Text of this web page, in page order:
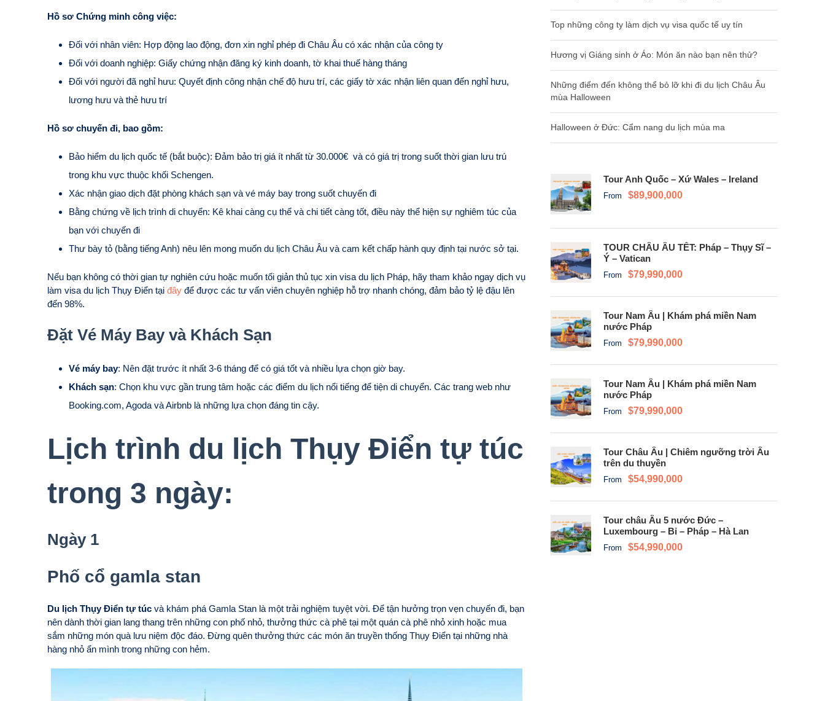
Hồ sơ Chứng minh công việc:
Đối với nhân viên: Hợp động lao động, đơn xin nghỉ phép đi Châu Âu có xác nhận của công ty
Đối với doanh nghiệp: Giấy chứng nhận đăng ký kinh doanh, tờ khai thuế hàng tháng
Đối với người đã nghỉ hưu: Quyết định công nhận chế độ hưu trí, các giấy tờ xác nhận liên quan đến nghỉ hưu,
lương hưu và thẻ hưu trí
Hồ sơ chuyến đi, bao gồm:
Bảo hiểm du lịch quốc tế (bắt buộc): Đảm bảo trị giá ít nhất từ 30.000€ và có giá trị trong suốt thời gian lưu trú
trong khu vực thuộc khối Schengen.
Xác nhận giao dịch đặt phòng khách sạn và vé máy bay trong suốt chuyến đi
Bằng chứng về lịch trình di chuyển: Kê khai càng cụ thể và chi tiết càng tốt, điều này thể hiện sự nghiêm túc của
bạn với chuyến đi
Thư bày tỏ (bằng tiếng Anh) nêu lên mong muốn du lịch Châu Âu và cam kết chấp hành quy định tại nước sở tại.
Nếu bạn không có thời gian tự nghiên cứu hoặc muốn tối giản thủ tục xin visa du lịch Pháp, hãy tham khảo ngay dịch vụ
làm visa du lịch Thụy Điển tại đây để được các tư vấn viên chuyên nghiệp hỗ trợ nhanh chóng, đảm bảo tỷ lệ đậu lên
đến 98%.
Đặt Vé Máy Bay và Khách Sạn
Vé máy bay: Nên đặt trước ít nhất 3-6 tháng để có giá tốt và nhiều lựa chọn giờ bay.
Khách sạn: Chọn khu vực gần trung tâm hoặc các điểm du lịch nổi tiếng để tiện di chuyển. Các trang web như
Booking.com, Agoda và Airbnb là những lựa chọn đáng tin cậy.
Lịch trình du lịch Thụy Điển tự túc
trong 3 ngày:
Ngày 1
Phố cổ gamla stan
Du lịch Thụy Điển tự túc và khám phá Gamla Stan là một trải nghiệm tuyệt vời. Để tận hưởng trọn vẹn chuyến đi, bạn
nên dành thời gian lang thang trên những con phố nhỏ, thưởng thức cà phê tại một quán cà phê nhỏ xinh hoặc mua
sắm những món quà lưu niệm độc đáo. Đừng quên thưởng thức các món ăn truyền thống Thụy Điển tại những nhà
hàng nhỏ ẩn mình trong những con hẻm.
Top những công ty làm dịch vụ visa quốc tế uy tín
Hương vị Giáng sinh ở Áo: Món ăn nào bạn nên thử?
Những điểm đến không thể bỏ lỡ khi đi du lịch Châu Âu
mùa Halloween
Halloween ở Đức: Cẩm nang du lịch mùa ma
Tour Anh Quốc – Xứ Wales – Ireland
From $89,900,000
TOUR CHÂU ÂU TẾT: Pháp – Thụy Sĩ –
Ý – Vatican
From $79,990,000
Tour Nam Âu | Khám phá miền Nam
nước Pháp
From $79,990,000
Tour Nam Âu | Khám phá miền Nam
nước Pháp
From $79,990,000
Tour Châu Âu | Chiêm ngưỡng trời Âu
trên du thuyền
From $54,990,000
Tour châu Âu 5 nước Đức –
Luxembourg – Bỉ – Pháp – Hà Lan
From $54,990,000